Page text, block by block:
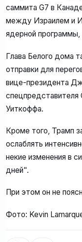
саммита G7 в
между Израилем и
ядерной программы,
Глава Белого дома
отправки для
вице-президента
Уиткоффа.
Кроме того, Трамп
ослаблять
некие изменения в
дней".
При этом он не
Фото: Kevin